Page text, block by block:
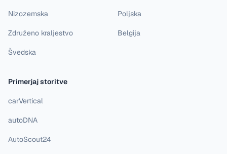
Nizozemska Poljska
Združeno kraljestvo Belgija
Švedska
Primerjaj storitve
carVertical
autoDNA
AutoScout24